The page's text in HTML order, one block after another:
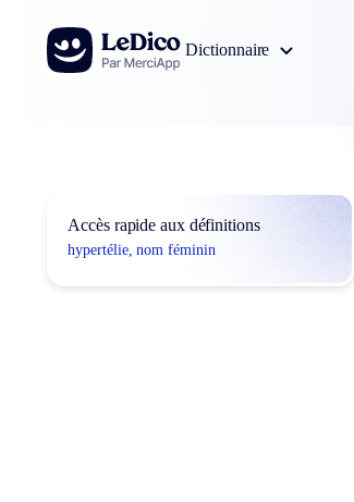
Aller au contenu
Dictionnaire
Accès rapide aux définitions
hypertélie, nom féminin